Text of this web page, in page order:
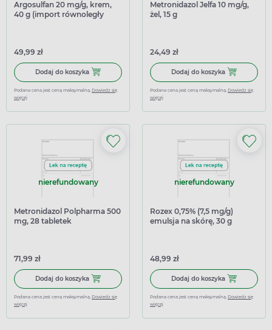
Argosulfan 20 mg/g, krem,
40 g (import równoległy
49,99 zł
Dodaj do koszyka Dodaj do koszyka Argosulfan 20 mg/g, krem, 40 g
Podana cena jest ceną maksymalną. Dowiedz się
więcej
Metronidazol Jelfa 10 mg/g,
żel, 15 g
24,49 zł
Dodaj do koszyka Dodaj do
Podana cena jest ceną maksymalną. Dowiedz się
więcej
nierefundowany
Metronidazol Polpharma 500
mg, 28 tabletek
71,99 zł
Dodaj do koszyka Dodaj do koszyka Metronidazol Polpharma 500 mg, 28
Podana cena jest ceną maksymalną. Dowiedz się
więcej
nierefundowany
Rozex 0,75% (7,5 mg/g)
emulsja na skórę, 30 g
48,99 zł
Dodaj do koszyka Dodaj do
Podana cena jest ceną maksymalną. Dowiedz się
więcej